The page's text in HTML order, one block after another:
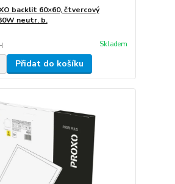
backlit 60×60, čtvercový
neutr. b.
Skladem
Přidat do košíku